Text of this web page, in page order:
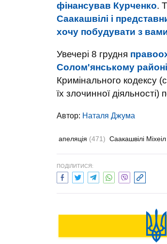
фінансував Курченко.
Саакашвілі і
хочу побудувати з
Увечері 8 грудня
Солом'янському
Кримінального кодексу
їх злочинної
Автор: Наталя Джума
апеляція (471) Саакашвілі Міхеіл
ПОДІЛИТИСЯ: